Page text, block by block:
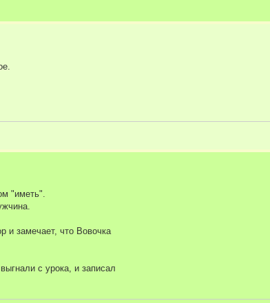
"иметь".
и замечает, что Вовочка
с урока, и записал